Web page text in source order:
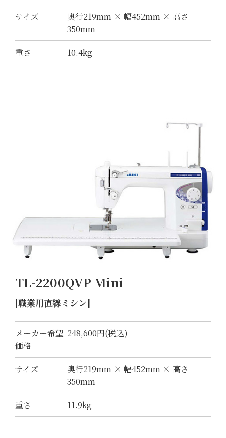
サイズ
奥行219mm × 幅452mm × 高さ
350mm
重さ
10.4kg
TL-2200QVP Mini
[職業用直線ミシン]
メーカー希望
価格
248,600円(税込)
サイズ
奥行219mm × 幅452mm × 高さ
350mm
重さ
11.9kg